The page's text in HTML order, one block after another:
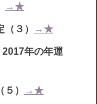
→★
３） →★
年の年運
） →★